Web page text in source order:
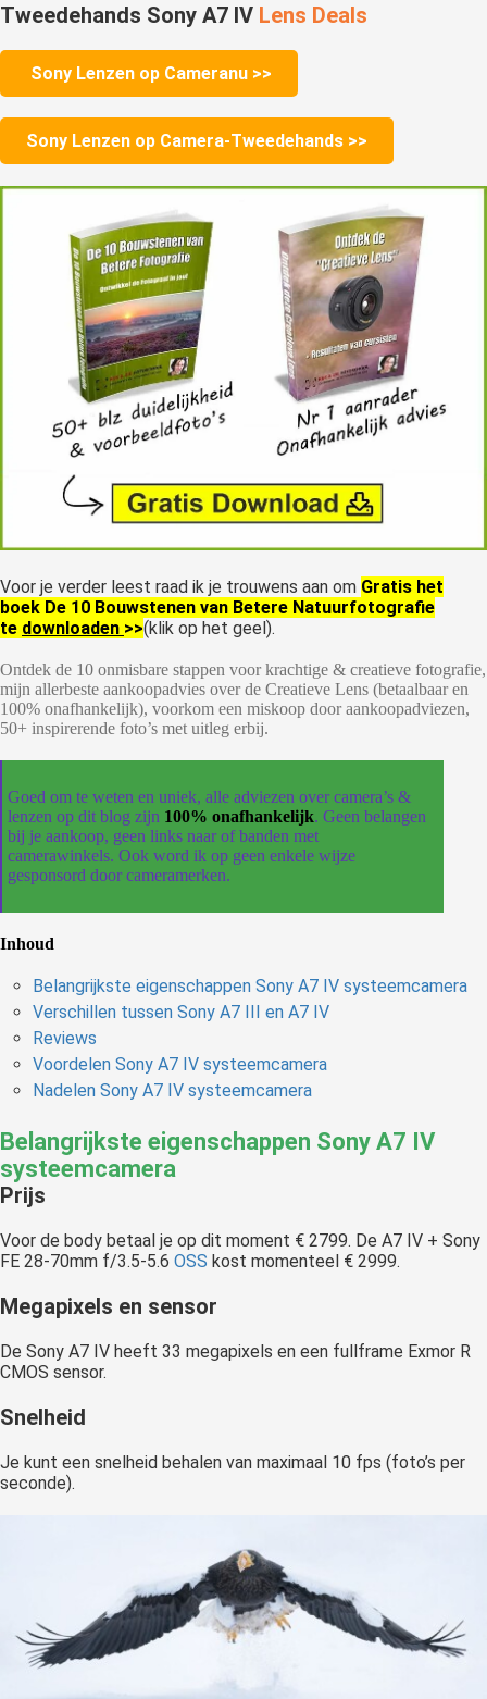
Tweedehands Sony A7 IV Lens Deals
Sony Lenzen op Cameranu >>
Sony Lenzen op Camera-Tweedehands >>
Voor je verder leest raad ik je trouwens aan om Gratis het
boek De 10 Bouwstenen van Betere Natuurfotografie
te downloaden >>(klik op het geel).
Ontdek de 10 onmisbare stappen voor krachtige & creatieve fotografie,
mijn allerbeste aankoopadvies over de Creatieve Lens (betaalbaar en
100% onafhankelijk), voorkom een miskoop door aankoopadviezen,
50+ inspirerende foto’s met uitleg erbij.
Goed om te weten en uniek, alle adviezen over camera’s &
lenzen op dit blog zijn 100% onafhankelijk. Geen belangen
bij je aankoop, geen links naar of banden met
camerawinkels. Ook word ik op geen enkele wijze
gesponsord door cameramerken.
Inhoud
Belangrijkste eigenschappen Sony A7 IV systeemcamera
Verschillen tussen Sony A7 III en A7 IV
Reviews
Voordelen Sony A7 IV systeemcamera
Nadelen Sony A7 IV systeemcamera
Belangrijkste eigenschappen Sony A7 IV
systeemcamera
Prijs
Voor de body betaal je op dit moment € 2799. De A7 IV + Sony
FE 28-70mm f/3.5-5.6 OSS kost momenteel € 2999.
Megapixels en sensor
De Sony A7 IV heeft 33 megapixels en een fullframe Exmor R
CMOS sensor.
Snelheid
Je kunt een snelheid behalen van maximaal 10 fps (foto’s per
seconde).